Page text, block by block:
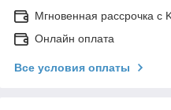
Мгновенная рассрочка с
Онлайн оплата
Все условия оплаты